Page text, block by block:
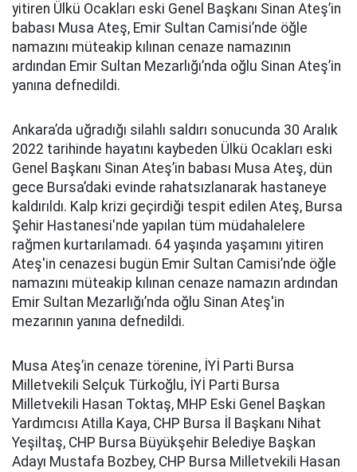
yitiren Ülkü Ocakları eski Genel Başkanı Sinan Ateş’in
babası Musa Ateş, Emir Sultan Camisi’nde öğle
namazını müteakip kılınan cenaze namazının
ardından Emir Sultan Mezarlığı’nda oğlu Sinan Ateş’in
yanına defnedildi.
Ankara’da uğradığı silahlı saldırı sonucunda 30 Aralık
2022 tarihinde hayatını kaybeden Ülkü Ocakları eski
Genel Başkanı Sinan Ateş’in babası Musa Ateş, dün
gece Bursa’daki evinde rahatsızlanarak hastaneye
kaldırıldı. Kalp krizi geçirdiği tespit edilen Ateş, Bursa
Şehir Hastanesi'nde yapılan tüm müdahalelere
rağmen kurtarılamadı. 64 yaşında yaşamını yitiren
Ateş'in cenazesi bugün Emir Sultan Camisi’nde öğle
namazını müteakip kılınan cenaze namazın ardından
Emir Sultan Mezarlığı’nda oğlu Sinan Ateş'in
mezarının yanına defnedildi.
Musa Ateş’in cenaze törenine, İYİ Parti Bursa
Milletvekili Selçuk Türkoğlu, İYİ Parti Bursa
Milletvekili Hasan Toktaş, MHP Eski Genel Başkan
Yardımcısı Atilla Kaya, CHP Bursa İl Başkanı Nihat
Yeşiltaş, CHP Bursa Büyükşehir Belediye Başkan
Adayı Mustafa Bozbey, CHP Bursa Milletvekili Hasan